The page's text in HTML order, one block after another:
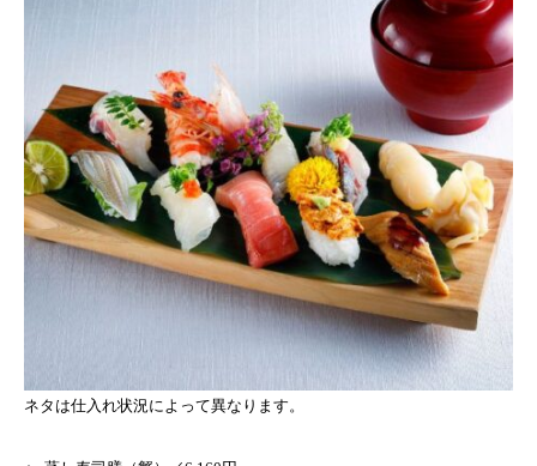
ネタは仕入れ状況によって異なります。